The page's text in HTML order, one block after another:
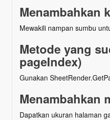
Menambahkan
Mewakili nampan sumbu
Metode yang
pageIndex)
Gunakan
Menambahkan
Dapatkan ukuran halaman